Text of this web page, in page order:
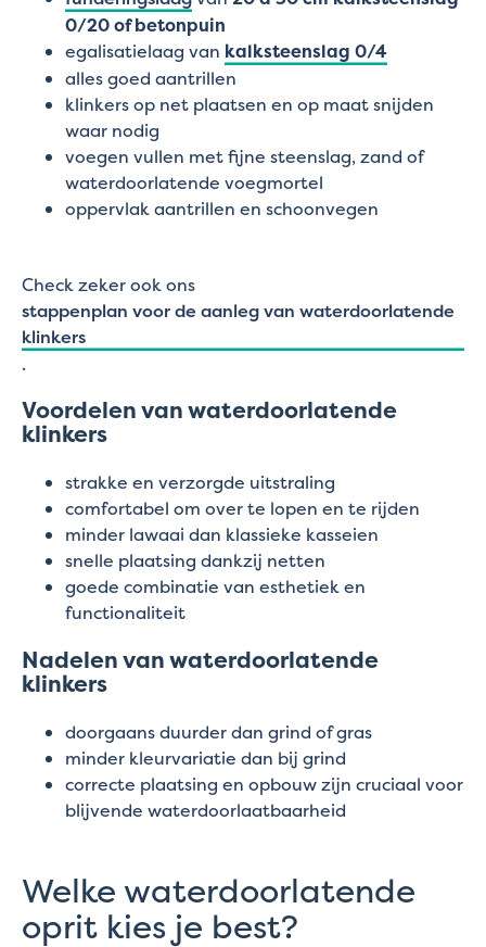
0/20 of betonpuin
egalisatielaag van kalksteenslag 0/4
alles goed aantrillen
klinkers op net plaatsen en op maat snijden
waar nodig
voegen vullen met fijne steenslag, zand of
waterdoorlatende voegmortel
oppervlak aantrillen en schoonvegen
Check zeker ook ons
stappenplan voor de aanleg van waterdoorlatende
klinkers
.
Voordelen van waterdoorlatende
klinkers
strakke en verzorgde uitstraling
comfortabel om over te lopen en te rijden
minder lawaai dan klassieke kasseien
snelle plaatsing dankzij netten
goede combinatie van esthetiek en
functionaliteit
Nadelen van waterdoorlatende
klinkers
doorgaans duurder dan grind of gras
minder kleurvariatie dan bij grind
correcte plaatsing en opbouw zijn cruciaal voor
blijvende waterdoorlaatbaarheid
Welke waterdoorlatende
oprit kies je best?